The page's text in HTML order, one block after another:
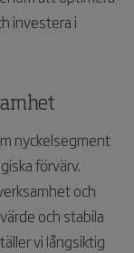
investera i
nyckelsegment
förvärv.
och
och stabila
vi långsiktig